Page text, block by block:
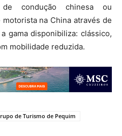
condução chinesa ou
na China através de
gama disponibiliza: clássico,
mobilidade reduzida.
de Turismo de Pequim